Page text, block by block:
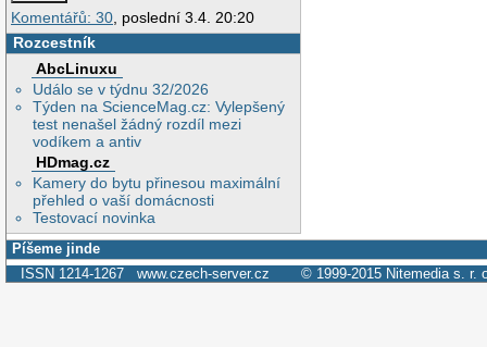
Komentářů: 30 , poslední 3.4. 20:20
Rozcestník
AbcLinuxu
Událo se v týdnu 32/2026
Týden na ScienceMag.cz: Vylepšený
test nenašel žádný rozdíl mezi
vodíkem a antiv
HDmag.cz
Kamery do bytu přinesou maximální
přehled o vaší domácnosti
Testovací novinka
Píšeme jinde
ISSN 1214-1267 www.czech-server.cz © 1999-2015 Nitemedia s. r.